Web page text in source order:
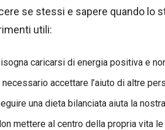
se stessi e sapere quando lo
utili:
caricarsi di energia positiva e
necessario accettare l’aiuto di altre
una dieta bilanciata aiuta la
mettere al centro della propria vita